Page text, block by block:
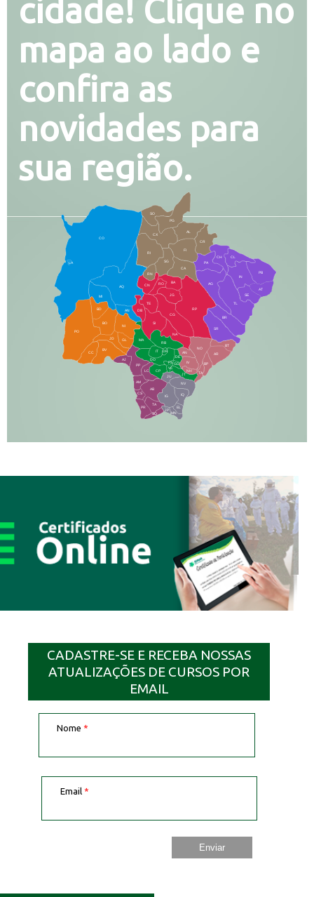
cidade! Clique no
mapa ao lado e
confira as
novidades para
sua região.
CO
AQ
MI
AN
CX
RI
AL
CR
FI
SG
BA
CA
PA
CH CL
PB
SE
TL
AG
BR
SR
BT
AR
RP
RO
JG
CG
SI
NA
TA
NH
JT
RB
MA
IT
DR
DO
CP
JU
NV
IQ
EL
BD
BO
NI
JD
PO
BV
CC
PP
AJ
LC
AM
AB
JP
DB
TE
CS
PR
TA
SQ
IG
MN
IN
NO
BP
RN
CN
GL
AN
IV
FS
VC
GD
DE
AT
PG
SO
LA
CADASTRE-SE E RECEBA NOSSAS
ATUALIZAÇÕES DE CURSOS POR
EMAIL
Nome *
Email *